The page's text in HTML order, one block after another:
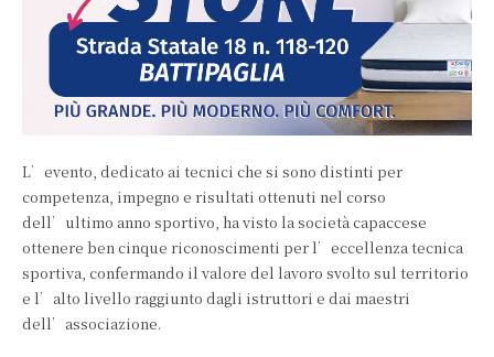
L’evento, dedicato ai tecnici che si sono distinti per
competenza, impegno e risultati ottenuti nel corso
dell’ultimo anno sportivo, ha visto la società capaccese
ottenere ben cinque riconoscimenti per l’eccellenza tecnica
sportiva, confermando il valore del lavoro svolto sul territorio
e l’alto livello raggiunto dagli istruttori e dai maestri
dell’associazione.